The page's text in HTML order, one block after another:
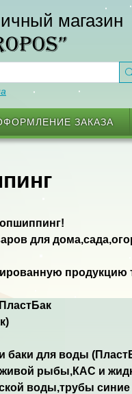
магазин
ЗАКАЗА
для
продукцию
баки для воды
рыбы,КАС и
воды,трубы